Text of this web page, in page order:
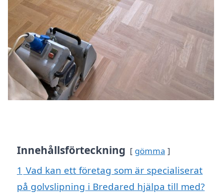
Innehållsförteckning gömma
1 Vad kan ett företag som är specialiserat
på golvslipning i Bredared hjälpa till med?